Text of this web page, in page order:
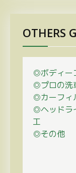
OTHERS
◎ボディー
◎プロの洗
◎カーフィ
◎ヘッドラ
工
◎その他